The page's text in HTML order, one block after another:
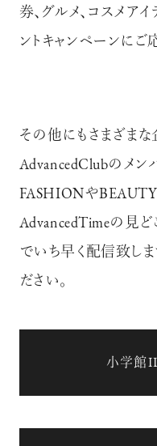
券、グルメ、コスメア
ントキャンペーンにご
その他にもさまざまな
AdvancedClubのメン
FASHIONやBEAUTY
AdvancedTimeの見ど
でいち早く配信致し
ださい。
小学館